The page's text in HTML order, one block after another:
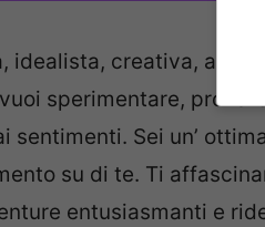
idealista, creativa,
sperimentare,
sentimenti. Sei un’
su di te. Ti
entusiasmanti e